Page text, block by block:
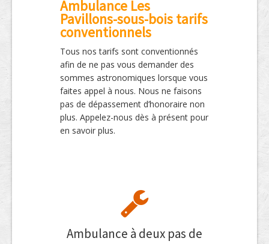
Ambulance Les
Pavillons-sous-bois tarifs
conventionnels
Tous nos tarifs sont conventionnés
afin de ne pas vous demander des
sommes astronomiques lorsque vous
faites appel à nous. Nous ne faisons
pas de dépassement d’honoraire non
plus. Appelez-nous dès à présent pour
en savoir plus.
Ambulance à deux pas de